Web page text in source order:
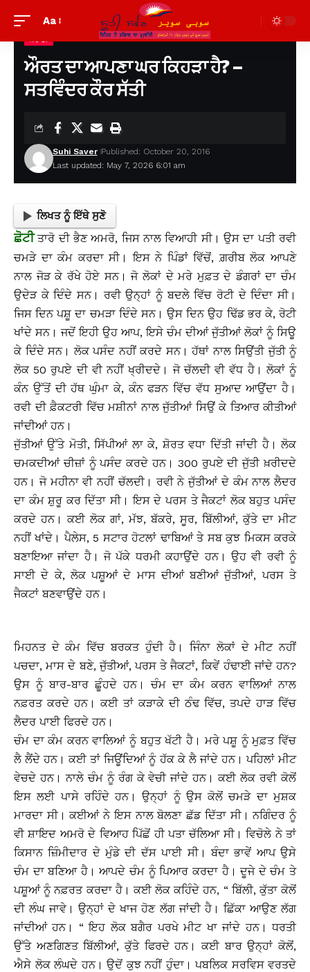
Aa
Suhi Saver>ਪੁਰਾਣੀਆਂ ਲਿਖਤਾਂ ਦੇਖਣ ਲਈ>ਕਹਾਣੀ>ਔਰਤ ਦਾ ਆਪਣਾ ਘਰ ਕਿਹੜਾ ਹੈ? – ਸਤਵਿੰਦਰ ਕੌਰ ਸੱਤੀ
ਔਰਤ ਦਾ ਆਪਣਾ ਘਰ ਕਿਹੜਾ ਹੈ? –
ਸਤਵਿੰਦਰ ਕੌਰ ਸੱਤੀ
Last updated: May 7, 2026 6:01 am
Suhi Saver Published: October 20, 2016
ਲਿਖਤ ਨੂੰ ਇੱਥੇ ਸੁਣੋ
ਛੋਟੀਤਾਰੋ ਦੀ ਭੈਣ ਅਮਰੋ, ਜਿਸ ਨਾਲ ਵਿਆਹੀ ਸੀ। ਉਸ ਦਾ ਪਤੀ ਰਵੀ
ਚਮੜੇ ਦਾ ਕੰਮ ਕਰਦਾ ਸੀ। ਇਸ ਨੇ ਪਿੰਡਾਂ ਵਿੱਚੋਂ, ਗ਼ਰੀਬ ਲੋਕ ਆਪਣੇ
ਨਾਲ ਜੋੜ ਕੇ ਰੱਖੇ ਹੋਏ ਸਨ। ਜੋ ਲੋਕਾਂ ਦੇ ਮਰੇ ਮੁਫ਼ਤ ਦੇ ਡੰਗਰਾਂ ਦਾ ਚੰਮ
ਉਦੇੜ ਕੇ ਦਿੰਦੇ ਸਨ। ਰਵੀ ਉਨ੍ਹਾਂ ਨੂੰ ਬਦਲੇ ਵਿੱਚ ਰੋਟੀ ਦੇ ਦਿੰਦਾ ਸੀ।
ਜਿਸ ਦਿਨ ਪਸ਼ੂ ਦਾ ਚਮੜਾ ਦਿੰਦੇ ਸਨ। ਉਸ ਦਿਨ ਉਹ ਢਿੱਡ ਭਰ ਕੇ, ਰੋਟੀ
ਖਾਂਦੇ ਸਨ। ਜਦੋਂ ਇਹੀ ਉਹ ਆਪ, ਇਸੇ ਚੰਮ ਦੀਆਂ ਜੁੱਤੀਆਂ ਲੋਕਾਂ ਨੂੰ ਸਿਊ
ਕੇ ਦਿੰਦੇ ਸਨ। ਲੋਕ ਪਸੰਦ ਨਹੀਂ ਕਰਦੇ ਸਨ। ਹੱਥਾਂ ਨਾਲ ਸਿਉਂਤੀ ਜੁੱਤੀ ਨੂੰ
ਲੋਕ 50 ਰੁਪਏ ਦੀ ਵੀ ਨਹੀਂ ਖ੍ਰੀਦਦੇ। ਜੋ ਚੱਲਦੀ ਵੀ ਵੱਧ ਹੈ। ਲੋਕਾਂ ਨੂੰ
ਕੰਨ ਉੱਤੋਂ ਦੀ ਹੱਥ ਘੁੰਮਾ ਕੇ, ਕੰਨ ਫੜਨ ਵਿੱਚ ਵੱਧ ਸੁਆਦ ਆਉਂਦਾ ਹੈ।
ਰਵੀ ਦੀ ਫ਼ੈਕਟਰੀ ਵਿੱਚ ਮਸ਼ੀਨਾਂ ਨਾਲ ਜੁੱਤੀਆਂ ਸਿਉਂ ਕੇ ਤਿਆਰ ਕੀਤੀਆਂ
ਜਾਂਦੀਆਂ ਹਨ।
ਜੁੱਤੀਆਂ ਉੱਤੇ ਮੋਤੀ, ਸਿੱਪੀਆਂ ਲਾ ਕੇ, ਸ਼ੋਰਤ ਵਧਾ ਦਿੱਤੀ ਜਾਂਦੀ ਹੈ। ਲੋਕ
ਚਮਕਦੀਆਂ ਚੀਜ਼ਾਂ ਨੂੰ ਪਸੰਦ ਕਰਦੇ ਹਨ। 300 ਰੁਪਏ ਦੀ ਜੁੱਤੀ ਖ਼ਰੀਦਦੇ
ਹਨ। ਜੋ ਮਹੀਨਾ ਵੀ ਨਹੀਂ ਚੱਲਦੀ। ਰਵੀ ਨੇ ਜੁੱਤੀਆਂ ਦੇ ਕੰਮ ਨਾਲ ਲੈਦਰ
ਦਾ ਕੰਮ ਸ਼ੁਰੂ ਕਰ ਦਿੱਤਾ ਸੀ। ਇਸ ਦੇ ਪਰਸ ਤੇ ਜੈਕਟਾਂ ਲੋਕ ਬਹੁਤ ਪਸੰਦ
ਕਰਦੇ ਹਨ। ਕਈ ਲੋਕ ਗਾਂ, ਮੱਝ, ਬੱਕਰੇ, ਸੂਰ, ਬਿੱਲੀਆਂ, ਕੁੱਤੇ ਦਾ ਮੀਟ
ਨਹੀਂ ਖਾਂਦੇ। ਪੈਲੇਸ, 5 ਸਟਾਰ ਹੋਟਲਾਂ ਢਾਬਿਆਂ ਤੇ ਸਬ ਕੁਝ ਮਿਕਸ ਕਰਕੇ
ਬਣਾਇਆ ਜਾਂਦਾ ਹੈ। ਜੋ ਪੱਕੇ ਧਰਮੀ ਕਹਾਉਂਦੇ ਹਨ। ਉਹ ਵੀ ਰਵੀ ਨੂੰ
ਸਾਈ ਦੇ ਕੇ, ਲੋਕ ਪਸ਼ੂਆਂ ਦੇ ਮਾਸ ਦੀਆਂ ਬਣੀਆਂ ਜੁੱਤੀਆਂ, ਪਰਸ ਤੇ
ਜੈਕਟਾਂ ਬਣਵਾਉਂਦੇ ਹਨ।
ਮਿਹਨਤ ਦੇ ਕੰਮ ਵਿੱਚ ਬਰਕਤ ਹੁੰਦੀ ਹੈ। ਜਿੰਨਾ ਲੋਕਾਂ ਦੇ ਮੀਟ ਨਹੀਂ
ਪਚਦਾ, ਮਾਸ ਦੇ ਬਣੇ, ਜੁੱਤੀਆਂ, ਪਰਸ ਤੇ ਜੈਕਟਾਂ, ਕਿਵੇਂ ਹੰਢਾਈ ਜਾਂਦੇ ਹਨ?
ਉਸ ਨੂੰ ਬਾਰ-ਬਾਰ ਛੂੰਹਦੇ ਹਨ। ਚੰਮ ਦਾ ਕੰਮ ਕਰਨ ਵਾਲਿਆਂ ਨਾਲ
ਨਫ਼ਰਤ ਕਰਦੇ ਹਨ। ਕਈ ਤਾਂ ਕੜਾਕੇ ਦੀ ਠੰਢ ਵਿੱਚ, ਤਪਦੇ ਹਾੜ ਵਿੱਚ
ਲੈਦਰ ਪਾਈ ਫਿਰਦੇ ਹਨ।
ਚੰਮ ਦਾ ਕੰਮ ਕਰਨ ਵਾਲਿਆਂ ਨੂੰ ਬਹੁਤ ਖੱਟੀ ਹੈ। ਮਰੇ ਪਸ਼ੂ ਨੂੰ ਮੁਫ਼ਤ ਵਿੱਚ
ਲੈ ਲੈਂਦੇ ਹਨ। ਕਈ ਤਾਂ ਜਿਊਂਦਿਆਂ ਨੂੰ ਹੱਕ ਕੇ ਲੈ ਜਾਂਦੇ ਹਨ। ਪਹਿਲਾਂ ਮੀਟ
ਵੇਚਦੇ ਹਨ। ਨਾਲੇ ਚੰਮ ਨੂੰ ਰੰਗ ਕੇ ਵੇਚੀ ਜਾਂਦੇ ਹਨ। ਕਈ ਲੋਕ ਰਵੀ ਕੋਲੋਂ
ਇਸ ਲਈ ਪਾਸੇ ਰਹਿੰਦੇ ਹਨ। ਉਨ੍ਹਾਂ ਨੂੰ ਉਸ ਕੋਲੋਂ ਚਮੜੇ ਦਾ ਮੁਸ਼ਕ
ਮਾਰਦਾ ਸੀ। ਕਈਆਂ ਨੇ ਇਸ ਨਾਲ ਬੋਲਣਾ ਛੱਡ ਦਿੱਤਾ ਸੀ। ਨਗਿੰਦਰ ਨੂੰ
ਵੀ ਸ਼ਾਇਦ ਅਮਰੋ ਦੇ ਵਿਆਹ ਪਿੱਛੋਂ ਹੀ ਪਤਾ ਚੱਲਿਆ ਸੀ। ਵਿਚੋਲੇ ਨੇ ਤਾਂ
ਕਿਸਾਨ ਜ਼ਿੰਮੀਦਾਰ ਦੇ ਮੁੰਡੇ ਦੀ ਦੱਸ ਪਾਈ ਸੀ। ਬੰਦਾ ਭਾਵੇਂ ਆਪ ਉਸੇ
ਚੰਮ ਦਾ ਬਣਿਆ ਹੈ। ਆਪਦੇ ਚੰਮ ਨੂੰ ਪਿਆਰ ਕਰਦਾ ਹੈ। ਦੂਜੇ ਦੇ ਚੰਮ ਤੇ
ਪਸ਼ੂਆਂ ਨੂੰ ਨਫ਼ਰਤ ਕਰਦਾ ਹੈ। ਕਈ ਲੋਕ ਕਹਿੰਦੇ ਹਨ, “ ਬਿੱਲੀ, ਕੁੱਤਾ ਕੋਲੋਂ
ਦੀ ਲੰਘ ਜਾਵੇ। ਉਨ੍ਹਾਂ ਦੇ ਖਾਜ ਹੋਣ ਲੱਗ ਜਾਂਦੀ ਹੈ। ਛਿੱਕਾ ਆਉਣ ਲੱਗ
ਜਾਂਦੀਆਂ ਹਨ। “ ਇਹ ਲੋਕ ਬਗੈਰ ਪਰਖੇ ਮੀਟ ਖਾ ਜਾਂਦੇ ਹਨ। ਧਰਤੀ
ਉੱਤੇ ਅਣਗਿਣਤ ਬਿੱਲੀਆਂ, ਕੁੱਤੇ ਫਿਰਦੇ ਹਨ। ਕਈ ਬਾਰ ਉਨ੍ਹਾਂ ਕੋਲੋਂ,
ਐਸੇ ਲੋਕ ਲੰਘਦੇ ਹਨ। ਉਦੋਂ ਕੁਝ ਨਹੀਂ ਹੁੰਦਾ। ਪਬਲਿਕ ਸਰਵਿਸ ਵਰਤਦੇ